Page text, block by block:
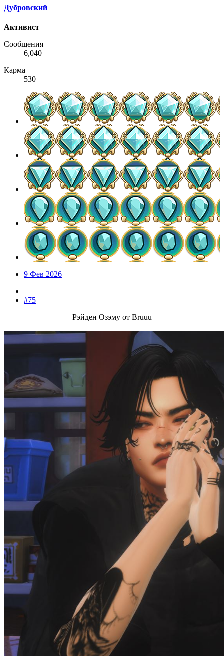
Дубровский
Активист
Сообщения
6,040
Карма
530
9 Фев 2026
#75
Рэйден Озэму от Bruuu